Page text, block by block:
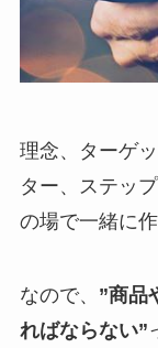
理念、ターゲ
ター、ステッ
の場で一緒に作
なので、 ”商品
ればならない”